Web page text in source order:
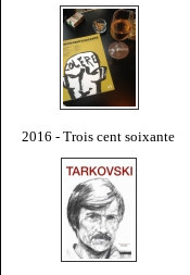
2016 - Trois cent soixante